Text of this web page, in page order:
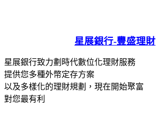
星展銀行-豐盛理財
星展銀行致力劃時代數位化理財服務
提供您多種外幣定存方案
以及多樣化的理財規劃，現在開始聚富
對您最有利